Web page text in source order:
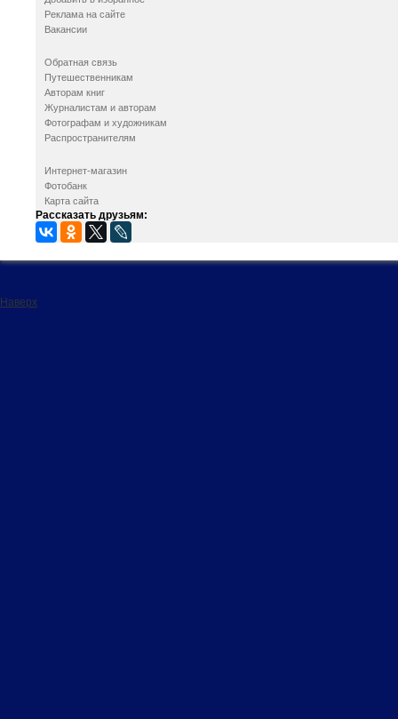
Реклама на сайте
Вакансии
Обратная связь
Путешественникам
Авторам книг
Журналистам и авторам
Фотографам и художникам
Распространителям
Интернет-магазин
Фотобанк
Карта сайта
Рассказать друзьям:
Наверх